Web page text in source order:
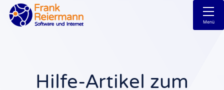
Menü
Hilfe-Artikel zum